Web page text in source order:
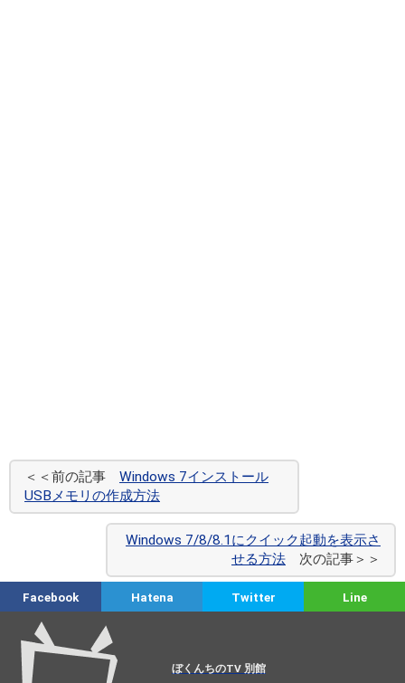
＜＜前の記事 Windows 7インストール
USBメモリの作成方法
Windows 7/8/8.1にクイック起動を表示さ
せる方法 次の記事＞＞
Facebook Hatena Twitter Line
ぼくんちのTV 別館